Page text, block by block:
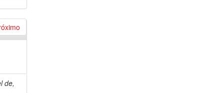
de,